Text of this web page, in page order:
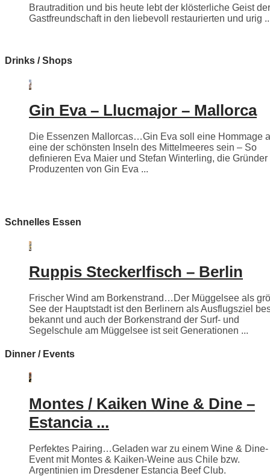
Brautradition und bis heute lebt der klösterliche Geist der
Gastfreundschaft in den liebevoll restaurierten und urig
Drinks / Shops
Gin Eva – Llucmajor – Mallorca
Die Essenzen Mallorcas…Gin Eva soll eine Hommage
eine der schönsten Inseln des Mittelmeeres sein – So
definieren Eva Maier und Stefan Winterling, die Gründer
Produzenten von Gin Eva ...
Schnelles Essen
Ruppis Steckerlfisch – Berlin
Frischer Wind am Borkenstrand…Der Müggelsee als
See der Hauptstadt ist den Berlinern als Ausflugsziel
bekannt und auch der Borkenstrand der Surf- und
Segelschule am Müggelsee ist seit Generationen ...
Dinner / Events
Montes / Kaiken Wine & Dine –
Estancia ...
Perfektes Pairing…Geladen war zu einem Wine & Dine-
Event mit Montes & Kaiken-Weine aus Chile bzw.
Argentinien im Dresdener Estancia Beef Club.